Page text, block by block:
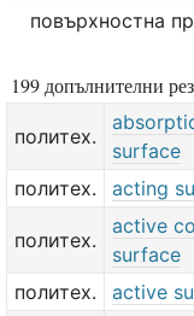
повърхностна
199 допълнителни
политех.
surface
политех. acting
политех.
active
surface
политех.
active